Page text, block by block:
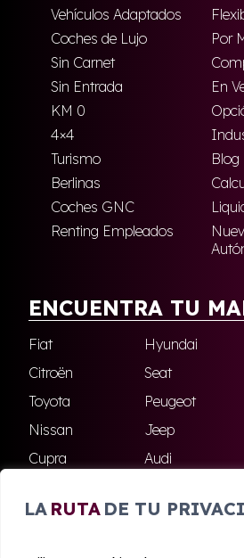
LA RUTA DE TU
Vehículos Adaptados
Coches de Lujo
Por
Sin Carnet
Sin Entrada
En
KM 0
4×4
Turismo
Blog
Berlinas
Coches GNC
Renting Empleados
ENCUENTRA TU
Fiat Hyundai
Citroën
Seat
Toyota
Peugeot
Nissan
Jeep
Cupra
Audi
Skoda
Ford